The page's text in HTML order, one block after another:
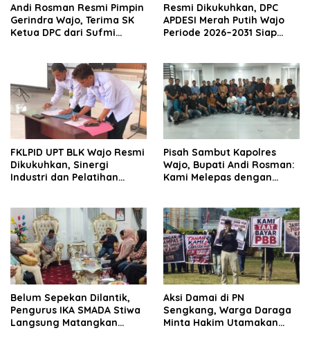
Andi Rosman Resmi Pimpin
Gerindra Wajo, Terima SK
Ketua DPC dari Sufmi
Resmi Dikukuhkan, DPC
APDESI Merah Putih Wajo
Periode 2026–2031 Siap
Putih
FKLPID UPT BLK Wajo Resmi
Dikukuhkan, Sinergi
Industri dan Pelatihan
Pisah Sambut Kapolres
Wajo, Bupati Andi Rosman:
Kami Melepas dengan
Belum Sepekan Dilantik,
Pengurus IKA SMADA Stiwa
Langsung Matangkan
Aksi Damai di PN
Sengkang, Warga Daraga
Minta Hakim Utamakan